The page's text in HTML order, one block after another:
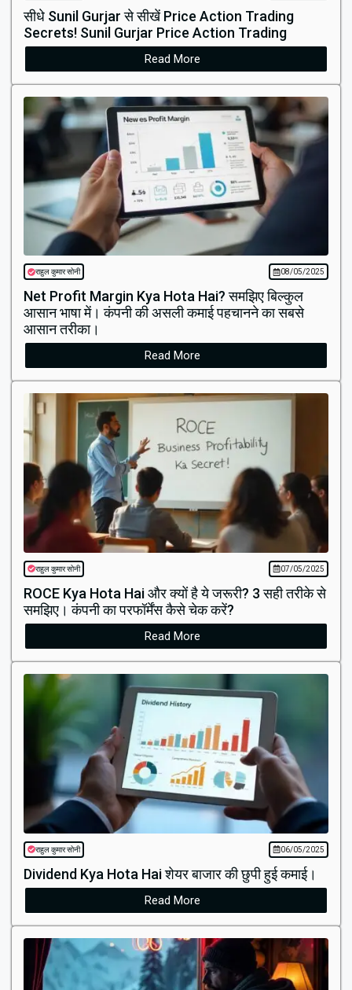
सीधे Sunil Gurjar से सीखें Price Action Trading
Secrets! Sunil Gurjar Price Action Trading
Read More
राहुल कुमार सोनी 08/05/2025
Net Profit Margin Kya Hota Hai? समझिए बिल्कुल
आसान भाषा में। कंपनी की असली कमाई पहचानने का सबसे
आसान तरीका।
Read More
राहुल कुमार सोनी 07/05/2025
ROCE Kya Hota Hai और क्यों है ये जरूरी? 3 सही तरीके से
समझिए। कंपनी का परफॉर्मेंस कैसे चेक करें?
Read More
राहुल कुमार सोनी 06/05/2025
Dividend Kya Hota Hai शेयर बाजार की छुपी हुई कमाई।
Read More